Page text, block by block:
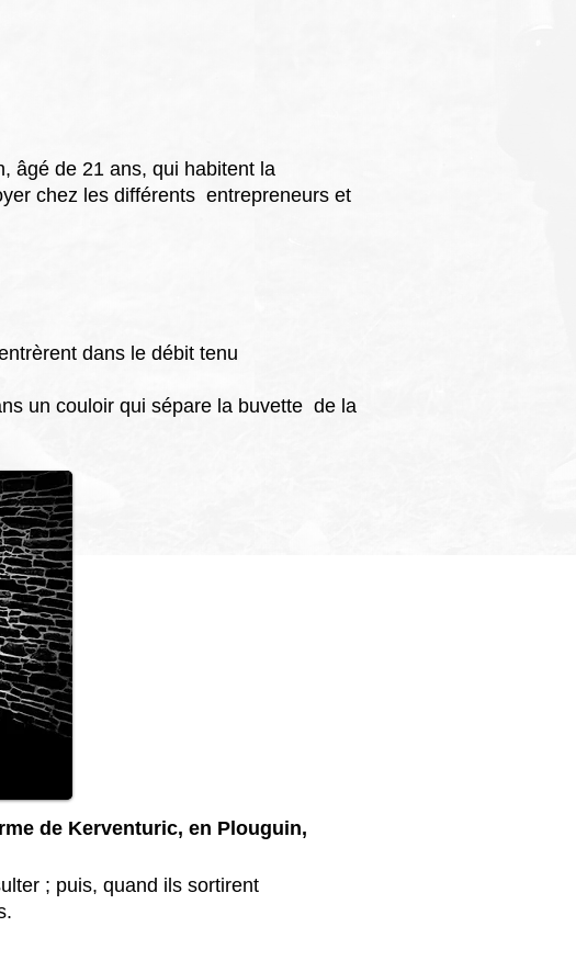
âgé de 21 ans, qui habitent la
chez les différents entrepreneurs et
dans le débit tenu
un couloir qui sépare la buvette de la
de Kerventuric, en Plouguin,
; puis, quand ils sortirent